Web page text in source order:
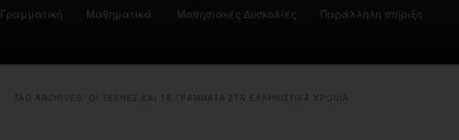
Γραμματική Μαθηματικά Μαθησιακές Δυσκολίες Παράλληλη στήριξη
TAG ARCHIVES: ΟΙ ΤΈΧΝΕΣ ΚΑΙ ΤΑ ΓΡΆΜΜΑΤΑ ΣΤΑ ΕΛΛΗΝΙΣΤΙΚΆ ΧΡΌΝΙΑ